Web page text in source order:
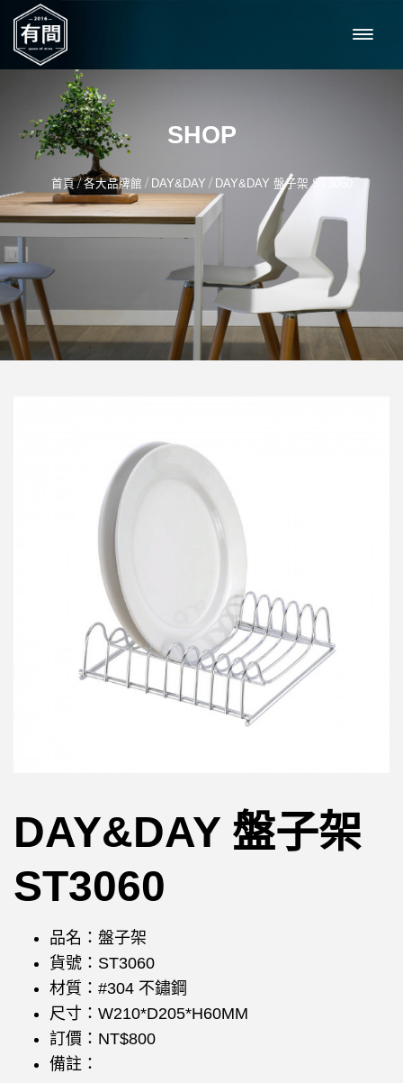
SHOP
首頁/各大品牌館 / DAY&DAY / DAY&DAY 盤子架 ST3060
DAY&DAY 盤子架
ST3060
品名：盤子架
貨號：ST3060
材質：#304 不鏽鋼
尺寸：W210*D205*H60MM
訂價：NT$800
備註：